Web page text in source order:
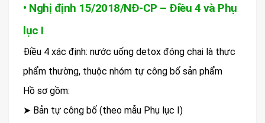
• Nghị định 15/2018/NĐ-CP – Điều 4 và Phụ
lục I
Điều 4 xác định: nước uống detox đóng chai là thực
phẩm thường, thuộc nhóm tự công bố sản phẩm
Hồ sơ gồm:
➤ Bản tự công bố (theo mẫu Phụ lục I)